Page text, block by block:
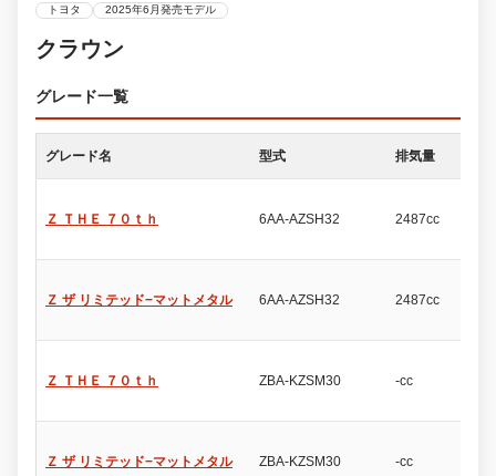
トヨタ 2025年6月発売モデル
クラウン
グレード一覧
グレード名 型式 排気量
Ｚ ＴＨＥ ７０ｔｈ 6AA-AZSH32 2487cc
Ｚ ザ リミテッド−マットメタル 6AA-AZSH32 2487cc
Ｚ ＴＨＥ ７０ｔｈ ZBA-KZSM30 -cc
Ｚ ザ リミテッド−マットメタル ZBA-KZSM30 -cc